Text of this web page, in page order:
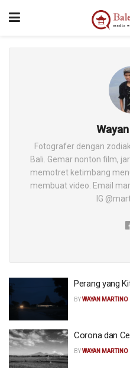
Fotografer dengan
Bali. Gemar nonton film,
memotret ketimbang
membuat video. Email
IG
Perang yang
BYWAYAN MARTINO
Corona dan
BYWAYAN MARTINO